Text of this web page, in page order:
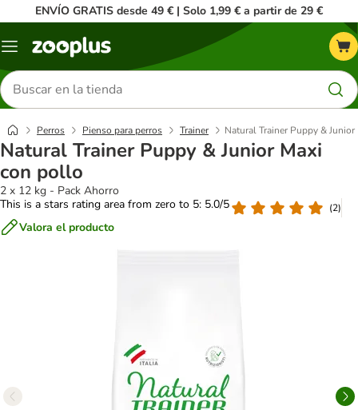
ENVÍO GRATIS desde 49 € | Solo 1,99 € a partir de 29 €
Menú
Buscar
productos
Perros Pienso para perros Trainer Natural Trainer Puppy &
Natural Trainer Puppy & Junior Maxi
con pollo
2 x 12 kg - Pack Ahorro
This is a stars rating area from zero to 5: 5.0/5
(2)
Valora el producto